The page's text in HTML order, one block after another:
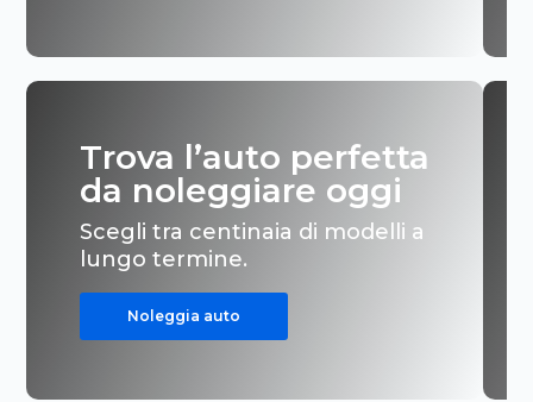
Trova l’auto perfetta
da noleggiare oggi
Scegli tra centinaia di modelli a
lungo termine.
Noleggia auto